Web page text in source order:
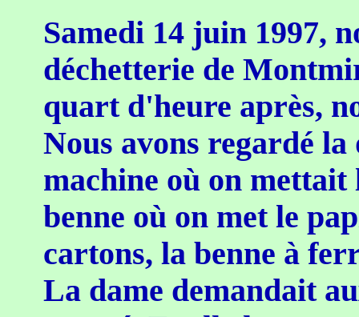
Samedi 14 juin 1997,
déchetterie de
quart d'heure après,
Nous avons regardé
machine où on mettait
benne où on met le
cartons, la benne à
La dame demandait